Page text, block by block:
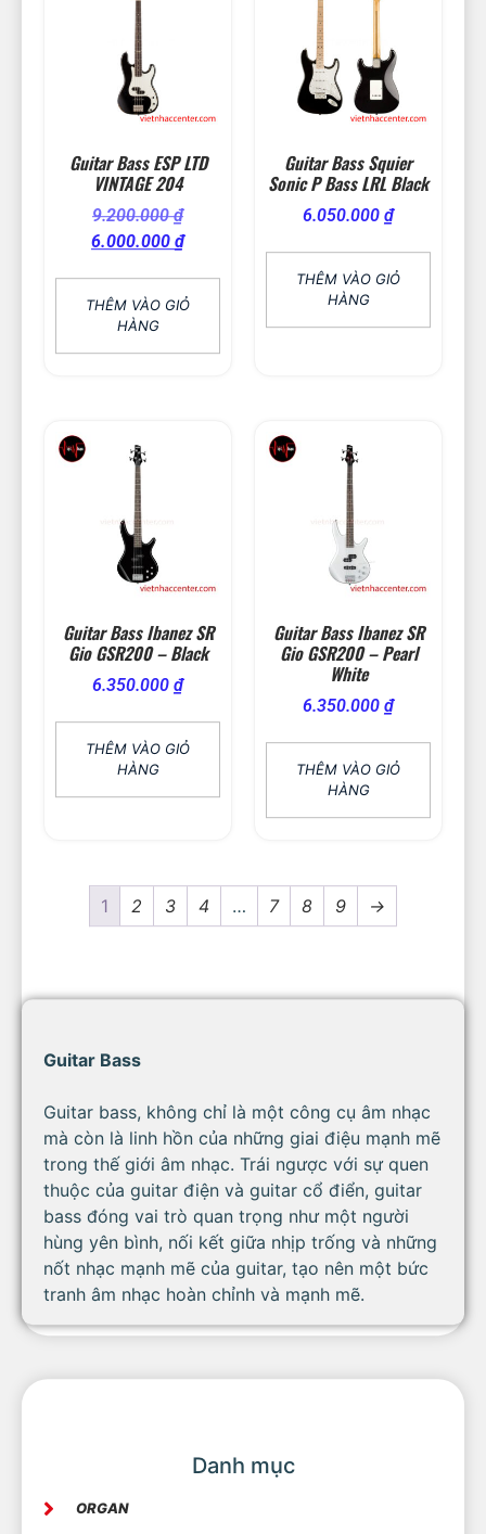
Danh mục
ORGAN
Guitar Bass ESP LTD
VINTAGE 204
9.200.000₫
6.000.000 ₫
THÊM VÀO GIỎ
HÀNG
Guitar Bass Squier
Sonic P Bass LRL Black
6.050.000 ₫
THÊM VÀO GIỎ
HÀNG
Guitar Bass Ibanez SR
Gio GSR200 – Black
6.350.000 ₫
THÊM VÀO GIỎ
HÀNG
Guitar Bass Ibanez SR
Gio GSR200 – Pearl
White
6.350.000 ₫
THÊM VÀO GIỎ
HÀNG
1 2 3 4 … 7 8 9 →
Guitar Bass
Guitar bass, không chỉ là một công cụ âm nhạc
mà còn là linh hồn của những giai điệu mạnh mẽ
trong thế giới âm nhạc. Trái ngược với sự quen
thuộc của guitar điện và guitar cổ điển, guitar
bass đóng vai trò quan trọng như một người
hùng yên bình, nối kết giữa nhịp trống và những
nốt nhạc mạnh mẽ của guitar, tạo nên một bức
tranh âm nhạc hoàn chỉnh và mạnh mẽ.
Thùng đàn của guitar bass có thể là
loại rỗng hoặc không rỗng, tùy thuộc vào mô